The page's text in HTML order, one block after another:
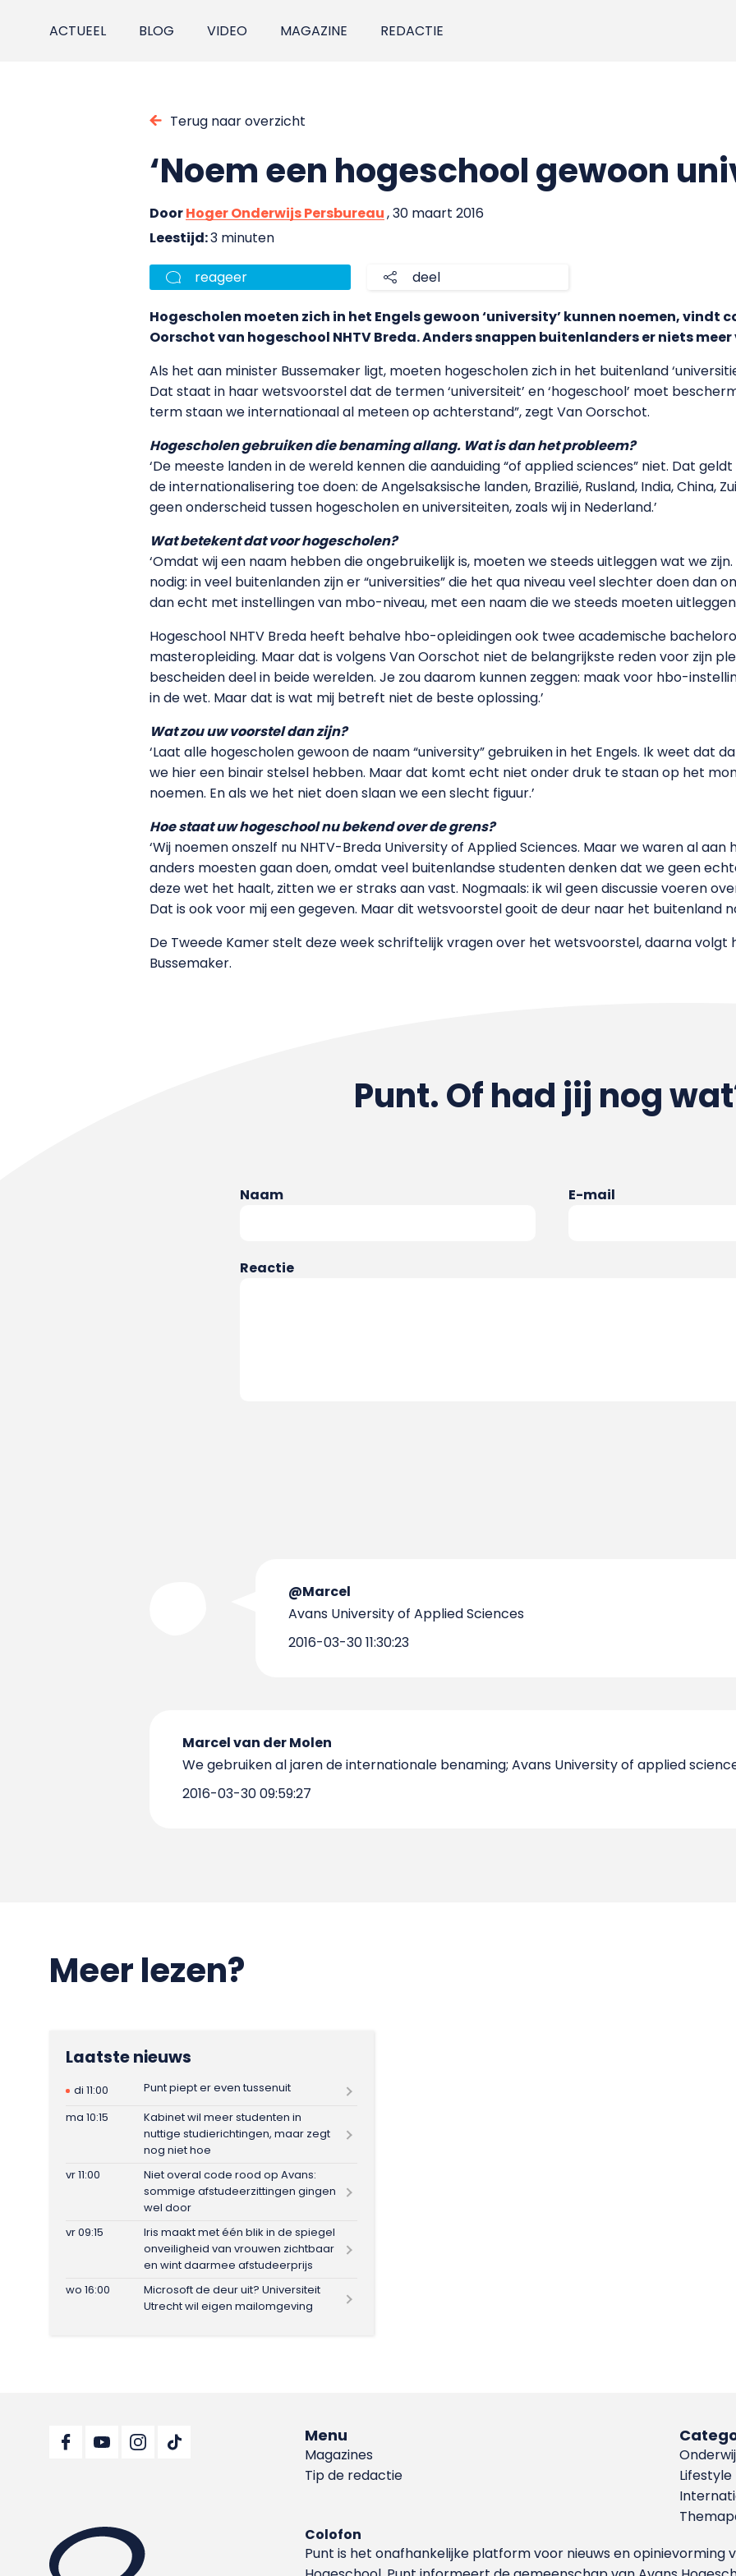
ACTUEEL BLOG VIDEO MAGAZINE REDACTIE
Terug naar overzicht
‘Noem een hogeschool gewoon
DoorHoger Onderwijs Persbureau, 30 maart 2016
Leestijd:3 minuten
reageer deel
Hogescholen moeten zich in het Engels gewoon ‘university’ kunnen noemen, vindt
Oorschot van hogeschool NHTV Breda. Anders snappen buitenlanders er niets meer
Als het aan minister Bussemaker ligt, moeten hogescholen zich in het buitenland
Dat staat in haar wetsvoorstel dat de termen ‘universiteit’ en ‘hogeschool’ moet
term staan we internationaal al meteen op achterstand”, zegt Van Oorschot.
Hogescholen gebruiken die benaming allang. Wat is dan het probleem?
‘De meeste landen in de wereld kennen die aanduiding “of applied sciences” niet. Dat
de internationalisering toe doen: de Angelsaksische landen, Brazilië, Rusland, India, China,
geen onderscheid tussen hogescholen en universiteiten, zoals wij in Nederland.’
Wat betekent dat voor hogescholen?
‘Omdat wij een naam hebben die ongebruikelijk is, moeten we steeds uitleggen wat we
nodig: in veel buitenlanden zijn er “universities” die het qua niveau veel slechter doen dan
dan echt met instellingen van mbo-niveau, met een naam die we steeds moeten
Hogeschool NHTV Breda heeft behalve hbo-opleidingen ook twee academische
masteropleiding. Maar dat is volgens Van Oorschot niet de belangrijkste reden voor zijn
bescheiden deel in beide werelden. Je zou daarom kunnen zeggen: maak voor hbo-
in de wet. Maar dat is wat mij betreft niet de beste oplossing.’
Wat zou uw voorstel dan zijn?
‘Laat alle hogescholen gewoon de naam “university” gebruiken in het Engels. Ik weet dat
we hier een binair stelsel hebben. Maar dat komt echt niet onder druk te staan op het
noemen. En als we het niet doen slaan we een slecht figuur.’
Hoe staat uw hogeschool nu bekend over de grens?
‘Wij noemen onszelf nu NHTV-Breda University of Applied Sciences. Maar we waren al
anders moesten gaan doen, omdat veel buitenlandse studenten denken dat we geen
deze wet het haalt, zitten we er straks aan vast. Nogmaals: ik wil geen discussie voeren
Dat is ook voor mij een gegeven. Maar dit wetsvoorstel gooit de deur naar het buitenland
De Tweede Kamer stelt deze week schriftelijk vragen over het wetsvoorstel, daarna
Bussemaker.
Punt. Of had jij nog
Naam E-mail
Reactie
@Marcel
Avans University of Applied Sciences
2016-03-30 11:30:23
Marcel van der Molen
We gebruiken al jaren de internationale benaming; Avans University of applied
2016-03-30 09:59:27
Meer lezen?
Laatste nieuws
di 11:00
Punt piept er even tussenuit
ma 10:15
Kabinet wil meer studenten in
nuttige studierichtingen, maar zegt
nog niet hoe
vr 11:00
Niet overal code rood op Avans:
sommige afstudeerzittingen gingen
wel door
vr 09:15
Iris maakt met één blik in de spiegel
onveiligheid van vrouwen zichtbaar
en wint daarmee afstudeerprijs
wo 16:00
Microsoft de deur uit? Universiteit
Utrecht wil eigen mailomgeving
Menu
Magazines
Tip de redactie
Lifestyle
Colofon
Punt is het onafhankelijke platform voor nieuws en